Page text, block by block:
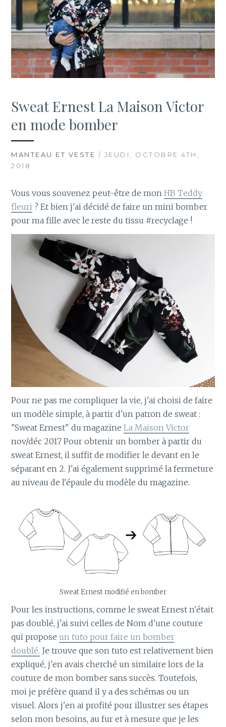
Sweat Ernest La Maison Victor
en mode bomber
MANTEAU ET VESTE / JEUDI, OCTOBRE 4TH,
2018
Vous vous souvenez peut-être de monHB Teddy
fleuri ? Et bien j'ai décidé de faire un mini bomber
pour ma fille avec le reste du tissu #recyclage !
Pour ne pas me compliquer la vie, j'ai choisi de faire
un modèle simple, à partir d'un patron de sweat :
"Sweat Ernest" du magazineLa Maison Victor
nov/déc 2017 Pour obtenir un bomber à partir du
sweat Ernest, il suffit de modifier le devant en le
séparant en 2. J'ai également supprimé la fermeture
au niveau de l'épaule du modèle du magazine.
Sweat Ernest modifié en bomber
Pour les instructions, comme le sweat Ernest n'était
pas doublé, j'ai suivi celles de Nom d'une couture
qui propose un tuto pour faire un bomber
doublé. Je trouve que son tuto est relativement bien
expliqué, j'en avais cherché un similaire lors de la
couture de mon bomber sans succès. Toutefois,
moi je préfère quand il y a des schémas ou un
visuel. Alors j'en ai profité pour illustrer ses étapes
selon mon besoins, au fur et à mesure que je les